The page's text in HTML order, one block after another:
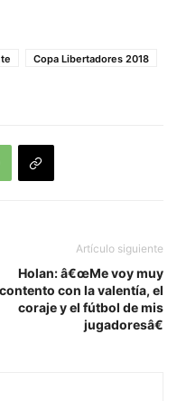
Copa Libertadores 2018
Artículo siguiente
Holan: â€œMe voy muy
contento con la valentía, el
coraje y el fútbol de mis
jugadoresâ€